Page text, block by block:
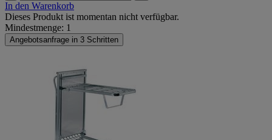
In den Warenkorb
Dieses Produkt ist momentan nicht verfügbar.
Mindestmenge: 1
Angebotsanfrage in 3 Schritten